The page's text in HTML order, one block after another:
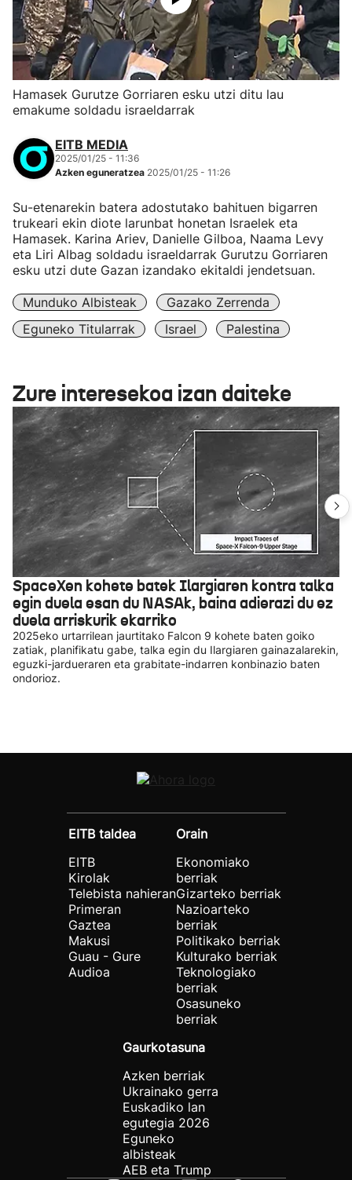
Hamasek Gurutze Gorriaren esku utzi ditu lau
emakume soldadu israeldarrak
EITB MEDIA
2025/01/25 - 11:36
Azken eguneratzea 2025/01/25 - 11:26
Su-etenarekin batera adostutako bahituen bigarren
trukeari ekin diote larunbat honetan Israelek eta
Hamasek. Karina Ariev, Danielle Gilboa, Naama Levy
eta Liri Albag soldadu israeldarrak Gurutzu Gorriaren
esku utzi dute Gazan izandako ekitaldi jendetsuan.
Munduko Albisteak
Gazako Zerrenda
Eguneko Titularrak
Israel Palestina
Zure interesekoa izan daiteke
SpaceXen kohete batek Ilargiaren kontra talka
egin duela esan du NASAk, baina adierazi du ez
duela arriskurik ekarriko
2025eko urtarrilean jaurtitako Falcon 9 kohete baten goiko
zatiak, planifikatu gabe, talka egin du Ilargiaren gainazalarekin,
eguzki-jardueraren eta grabitate-indarren konbinazio baten
ondorioz.
EITB taldea
EITB
Kirolak
Telebista nahieran
Primeran
Gaztea
Makusi
Guau - Gure
Audioa
Orain
Ekonomiako
berriak
Gizarteko berriak
Nazioarteko
berriak
Politikako berriak
Kulturako berriak
Teknologiako
berriak
Osasuneko
berriak
Gaurkotasuna
Azken berriak
Ukrainako gerra
Euskadiko lan
egutegia 2026
Eguneko
albisteak
AEB eta Trump